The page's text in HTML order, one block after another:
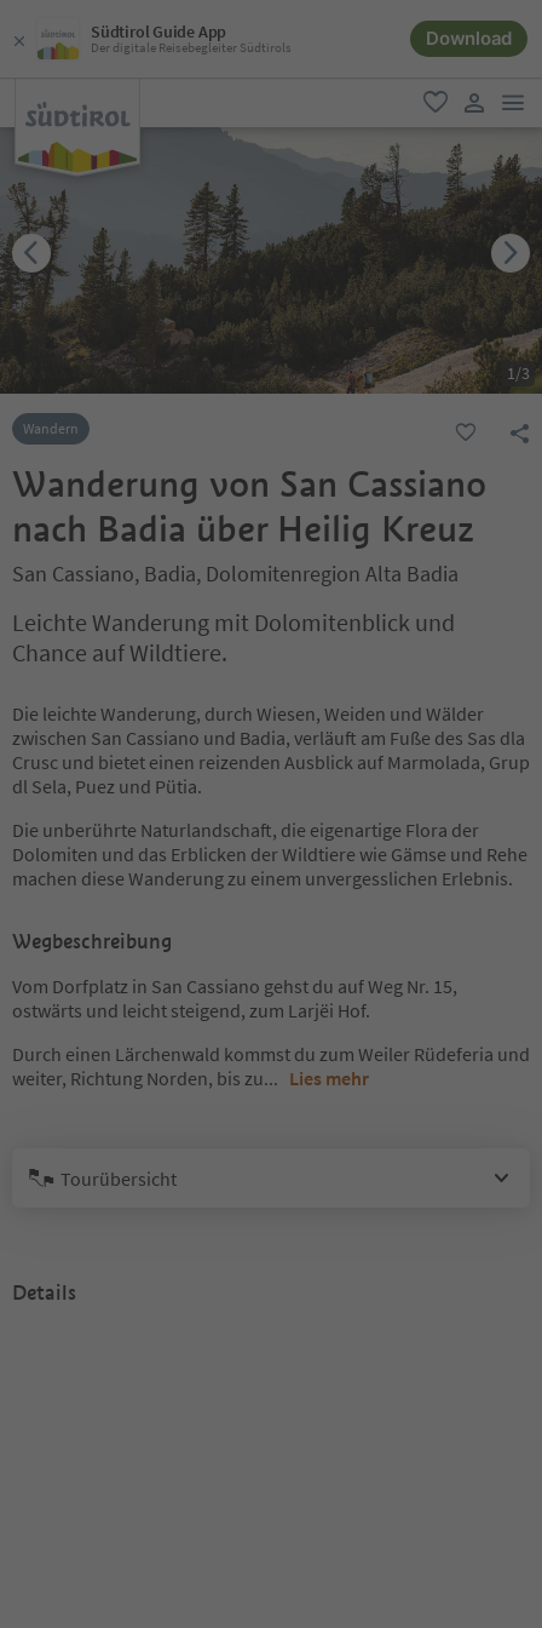
Südtirol Guide App
Der digitale Reisebegleiter Südtirols Download
favorit
user link
1/3
Wandern
Wanderung von San Cassiano
nach Badia über Heilig Kreuz
San Cassiano, Badia, Dolomitenregion Alta Badia
Leichte Wanderung mit Dolomitenblick und
Chance auf Wildtiere.
Die leichte Wanderung, durch Wiesen, Weiden und Wälder
zwischen San Cassiano und Badia, verläuft am Fuße des Sas dla
Crusc und bietet einen reizenden Ausblick auf Marmolada, Grup
dl Sela, Puez und Pütia.
Die unberührte Naturlandschaft, die eigenartige Flora der
Dolomiten und das Erblicken der Wildtiere wie Gämse und Rehe
machen diese Wanderung zu einem unvergesslichen Erlebnis.
Wegbeschreibung
Vom Dorfplatz in San Cassiano gehst du auf Weg Nr. 15,
ostwärts und leicht steigend, zum Larjëi Hof.
Durch einen Lärchenwald kommst du zum Weiler Rüdeferia und
weiter, Richtung Norden, bis zu... Lies mehr
Tourübersicht
Details